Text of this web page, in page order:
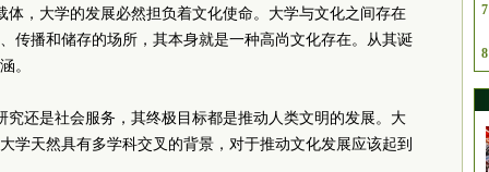
，大学的发展必然担负着文化使命。大学与文化之间存在
传播和储存的场所，其本身就是一种高尚文化存在。从其诞
。
究还是社会服务，其终极目标都是推动人类文明的发展。大
学天然具有多学科交叉的背景，对于推动文化发展应该起到
7
8